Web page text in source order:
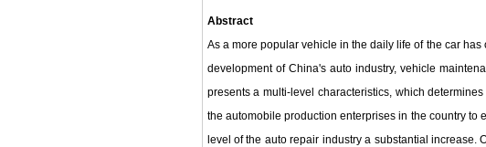
Abstract
As a more popular vehicle in the daily life of the car
development of China's auto industry, vehicle
presents a multi-level characteristics, which
the automobile production enterprises in the country to
level of the auto repair industry a substantial